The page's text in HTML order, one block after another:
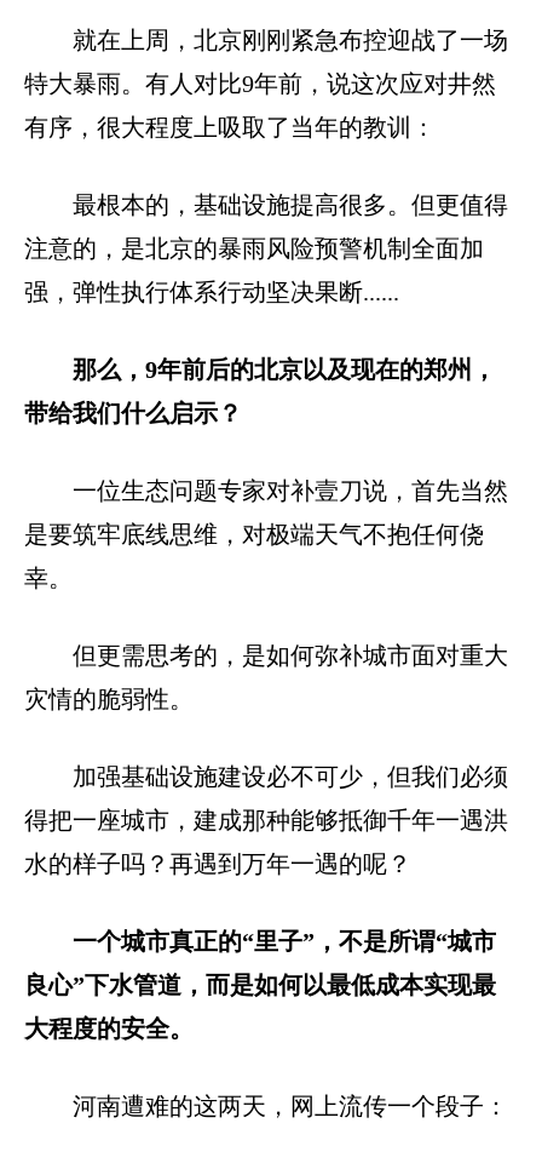
就在上周，北京刚刚紧急布控迎战了一场
特大暴雨。有人对比9年前，说这次应对井然
有序，很大程度上吸取了当年的教训：
最根本的，基础设施提高很多。但更值得
注意的，是北京的暴雨风险预警机制全面加
强，弹性执行体系行动坚决果断......
那么，9年前后的北京以及现在的郑州，
带给我们什么启示？
一位生态问题专家对补壹刀说，首先当然
是要筑牢底线思维，对极端天气不抱任何侥
幸。
但更需思考的，是如何弥补城市面对重大
灾情的脆弱性。
加强基础设施建设必不可少，但我们必须
得把一座城市，建成那种能够抵御千年一遇洪
水的样子吗？再遇到万年一遇的呢？
一个城市真正的“里子”，不是所谓“城市
良心”下水管道，而是如何以最低成本实现最
大程度的安全。
河南遭难的这两天，网上流传一个段子：